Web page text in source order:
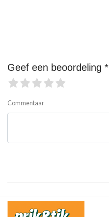
Geef een beoordeling *
Commentaar